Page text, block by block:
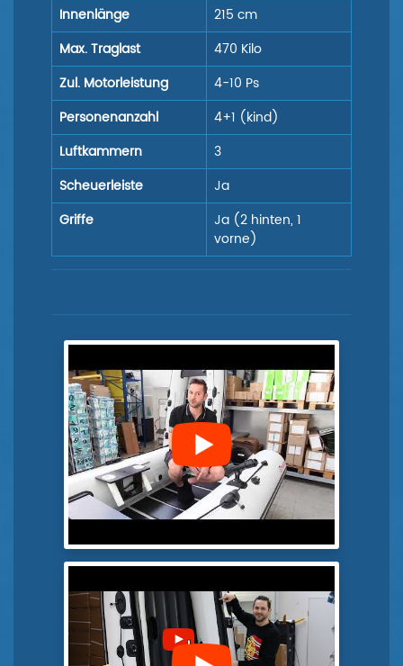
Innenlänge
215 cm
Max. Traglast
470 Kilo
Zul. Motorleistung
4-10 Ps
Personenanzahl
4+1 (kind)
Luftkammern
3
Scheuerleiste
Ja
Griffe
Ja (2 hinten, 1
vorne)